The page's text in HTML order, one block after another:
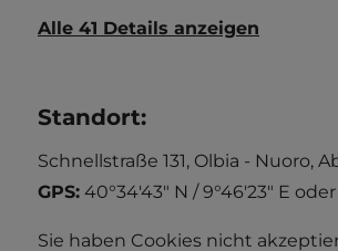
Alle 41 Details anzeigen
Standort:
Schnellstraße 131, Olbia - Nuoro,
GPS: 40°34'43" N / 9°46'23" E oder
Sie haben Cookies nicht